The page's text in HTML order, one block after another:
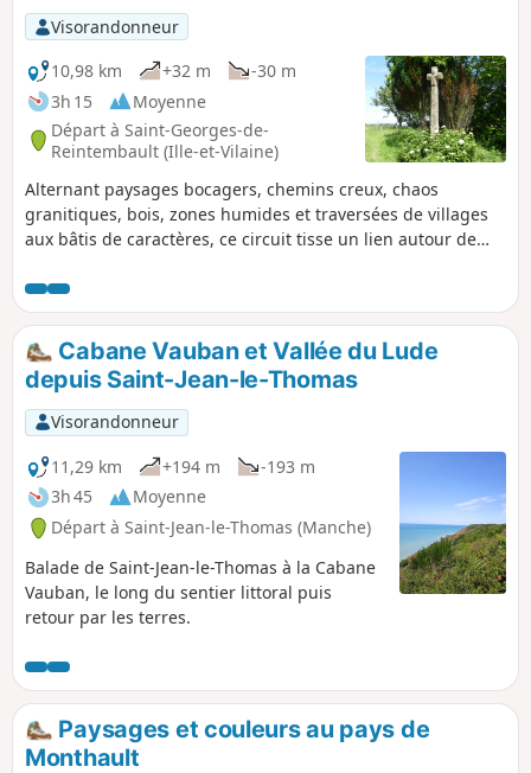
Visorandonneur
10,98 km
+32 m
-30 m
3h 15
Moyenne
Départ à Saint-Georges-de-
Reintembault (Ille-et-Vilaine)
Alternant paysages bocagers, chemins creux, chaos
granitiques, bois, zones humides et traversées de villages
aux bâtis de caractères, ce circuit tisse un lien autour de
terres et l'exploitation agricole d'aujourd'hui. Des panneaux
d'interprétations jalonnent ce circuit.
Cabane Vauban et Vallée du Lude
depuis Saint-Jean-le-Thomas
Visorandonneur
11,29 km
+194 m
-193 m
3h 45
Moyenne
Départ à Saint-Jean-le-Thomas (Manche)
Balade de Saint-Jean-le-Thomas à la Cabane
Vauban, le long du sentier littoral puis
retour par les terres.
Paysages et couleurs au pays de
Monthault